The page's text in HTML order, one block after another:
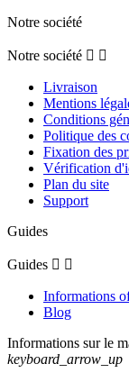
Notre société
Notre société  
Livraison
Mentions
Conditions
Politique des
Fixation des
Vérification
Plan du site
Support
Guides
Guides  
Informations
Blog
Informations sur le
keyboard_arrow_up